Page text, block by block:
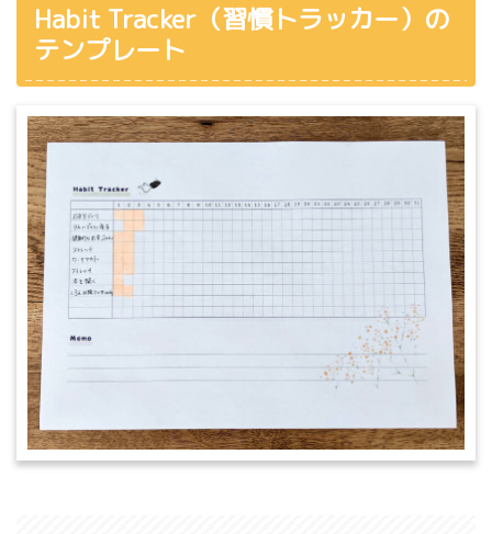
Habit Tracker（習慣トラッカー）の
テンプレート